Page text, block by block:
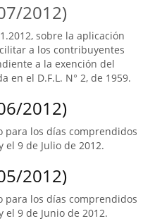
2012)
sobre la aplicación
a los contribuyentes
a la exención del
en el D.F.L. N° 2, de 1959.
2012)
para los días comprendidos
el 9 de Julio de 2012.
2012)
para los días comprendidos
el 9 de Junio de 2012.